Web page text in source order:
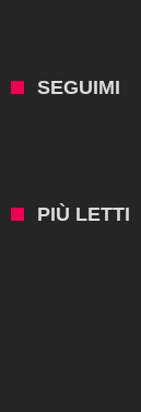
SEGUIMI
PIÙ LETTI